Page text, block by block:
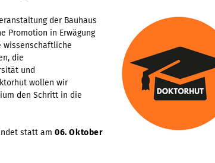
der Bauhaus
Promotion in Erwägung
wissenschaftliche
die
und
wollen wir
den Schritt in die
statt am 06. Oktober